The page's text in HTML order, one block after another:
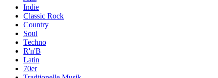
Indie
Classic Rock
Country
Soul
Techno
R'n'B
Latin
70er